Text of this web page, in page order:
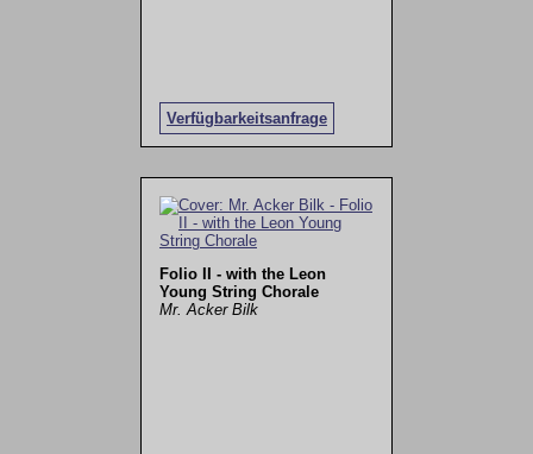
Verfügbarkeitsanfrage
Folio II - with the Leon
Young String Chorale
Mr. Acker Bilk